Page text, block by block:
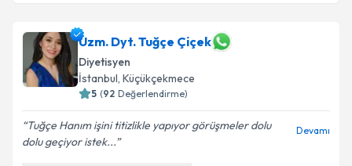
Uzm. Dyt. Tuğçe Çiçek
Diyetisyen
İstanbul, Küçükçekmece
5 (92 Değerlendirme)
Tuğçe Hanım işini titizlikle yapıyor görüşmeler dolu
dolu geçiyor istek...
Devamı